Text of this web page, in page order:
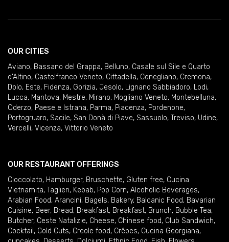
OUR CITIES
Aviano, Bassano del Grappa, Belluno, Casale sul Sile e Quarto
d'Altino, Castelfranco Veneto, Cittadella, Conegliano, Cremona,
Dolo, Este, Fidenza, Gorizia, Jesolo, Lignano Sabbiadoro, Lodi,
Lucca, Mantova, Mestre, Mirano, Mogliano Veneto, Montebelluna,
Oderzo, Paese e Istrana, Parma, Piacenza, Pordenone,
Portogruaro, Sacile, San Donà di Piave, Sassuolo, Treviso, Udine,
Vercelli, Vicenza, Vittorio Veneto
OUR RESTAURANT OFFERINGS
Cioccolato, Hamburger, Bruschette, Gluten free, Cucina
Vietnamita, Taglieri, Kebab, Pop Corn, Alcoholic Beverages,
Arabian Food, Arancini, Bagels, Bakery, Balcanic Food, Bavarian
Cuisine, Beer, Bread, Breakfast, Breakfast, Brunch, Bubble Tea,
Butcher, Ceste Natalizie, Cheese, Chinese food, Club Sandwich,
Cocktail , Cold Cuts, Creole food, Crêpes, Cucina Georgiana,